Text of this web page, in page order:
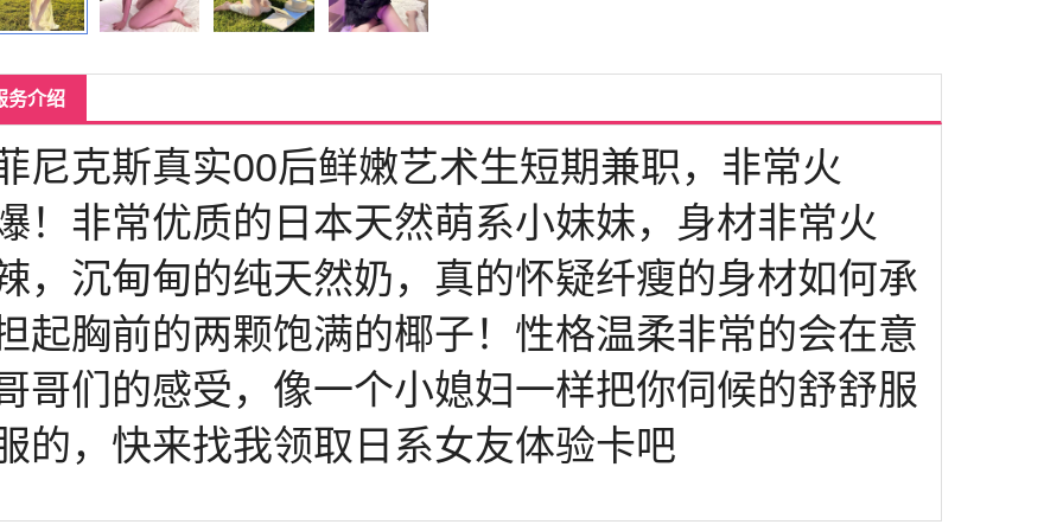
务介绍
尼克斯真实00后鲜嫩艺术生短期兼职，非常火
！非常优质的日本天然萌系小妹妹，身材非常火
，沉甸甸的纯天然奶，真的怀疑纤瘦的身材如何承
起胸前的两颗饱满的椰子！性格温柔非常的会在意
哥们的感受，像一个小媳妇一样把你伺候的舒舒服
的，快来找我领取日系女友体验卡吧